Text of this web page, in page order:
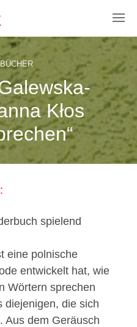
Kłos
spielend
eine polnische
entwickelt hat, wie
Wörtern sprechen
diejenigen, die sich
Aus dem Geräusch